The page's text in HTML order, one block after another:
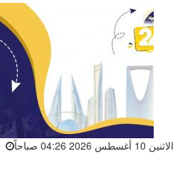
الاثنين 10 أغسطس 2026 04:26 صباحاً